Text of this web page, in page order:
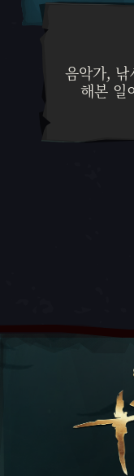
음악가,
해본 일